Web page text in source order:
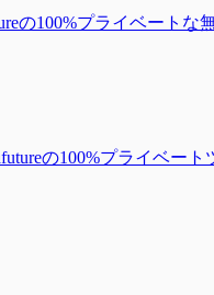
の100%プライベート
の100%プライベー